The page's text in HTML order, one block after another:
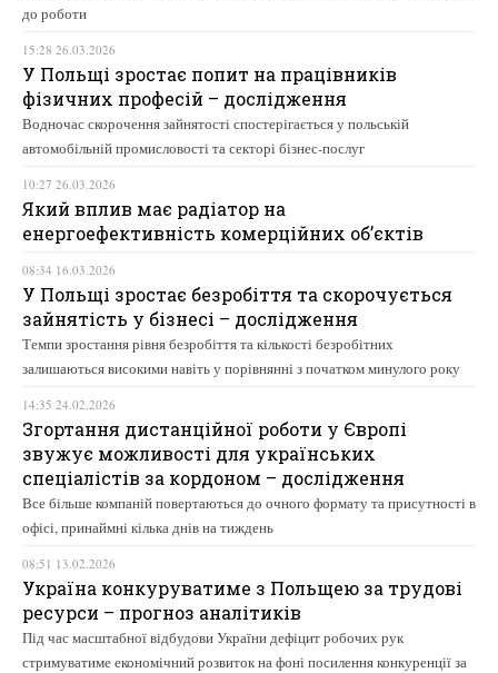
до роботи
15:28 26.03.2026
У Польщі зростає попит на працівників
фізичних професій – дослідження
Водночас скорочення зайнятості спостерігається у польській
автомобільній промисловості та секторі бізнес-послуг
10:27 26.03.2026
Який вплив має радіатор на
енергоефективність комерційних об’єктів
08:34 16.03.2026
У Польщі зростає безробіття та скорочується
зайнятість у бізнесі – дослідження
Темпи зростання рівня безробіття та кількості безробітних
залишаються високими навіть у порівнянні з початком минулого року
14:35 24.02.2026
Згортання дистанційної роботи у Європі
звужує можливості для українських
спеціалістів за кордоном – дослідження
Все більше компаній повертаються до очного формату та присутності в
офісі, принаймні кілька днів на тиждень
08:51 13.02.2026
Україна конкуруватиме з Польщею за трудові
ресурси – прогноз аналітиків
Під час масштабної відбудови України дефіцит робочих рук
стримуватиме економічний розвиток на фоні посилення конкуренції за